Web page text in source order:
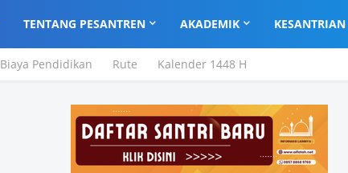
TENTANG PESANTREN AKADEMIK KESANTRIAN
Biaya Pendidikan Rute Kalender 1448 H